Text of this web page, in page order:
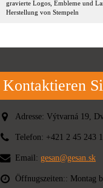
gravierte Logos, Embleme und
Herstellung von Stempeln
Kontaktieren
Adresse: Výtvarná 19,
Telefon: +421 2 45 243
Email: gesan@gesan.sk
Öffnugszeiten:: Montag